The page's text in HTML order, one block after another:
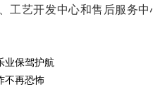
工艺开发中心和售后服务中
业保驾护航
不再恐怖